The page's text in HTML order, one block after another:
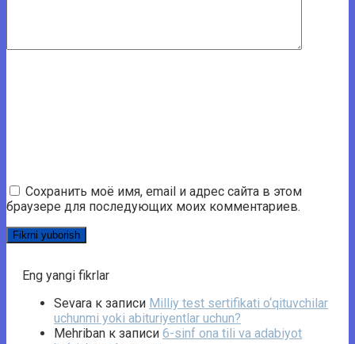
Сохранить моё имя, email и адрес сайта в этом
браузере для последующих моих комментариев.
Eng yangi fikrlar
Sevara к записи Milliy test sertifikati o‘qituvchilar
uchunmi yoki abituriyentlar uchun?
Mehriban к записи 6-sinf ona tili va adabiyot